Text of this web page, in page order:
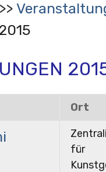
Ort
für